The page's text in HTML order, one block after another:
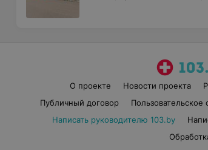
О проекте Новости проекта
Публичный договор
Пользовательское
Написать руководителю 103.by